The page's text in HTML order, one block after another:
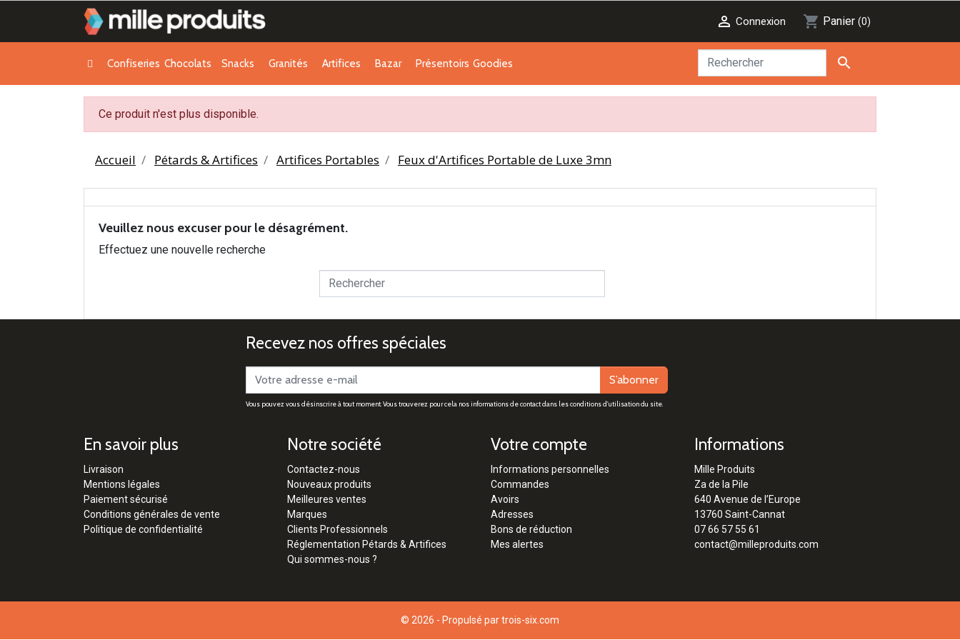
 Connexion shopping_cart Panier (0)
Confiseries Chocolats Snacks Granités Artifices Bazar Présentoirs Goodies 
Ce produit n'est plus disponible.
Accueil Pétards & Artifices Artifices Portables Feux d'Artifices Portable de Luxe 3mn
Veuillez nous excuser pour le désagrément.
Effectuez une nouvelle recherche
Recevez nos offres spéciales
S’abonner
Vous pouvez vous désinscrire à tout moment. Vous trouverez pour cela nos informations de contact dans les conditions d'utilisation du site.
En savoir plus
Livraison
Mentions légales
Paiement sécurisé
Conditions générales de vente
Politique de confidentialité
Notre société
Contactez-nous
Nouveaux produits
Meilleures ventes
Marques
Clients Professionnels
Réglementation Pétards & Artifices
Qui sommes-nous ?
Votre compte
Informations personnelles
Commandes
Avoirs
Adresses
Bons de réduction
Mes alertes
Informations
Mille Produits
Za de la Pile
640 Avenue de l’Europe
13760 Saint-Cannat
07 66 57 55 61
contact@milleproduits.com
© 2026 - Propulsé partrois-six.com